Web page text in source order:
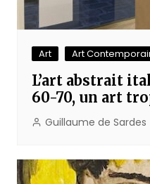
Art Art
L’art abstrait
60-70, un art
Guillaume de Sardes